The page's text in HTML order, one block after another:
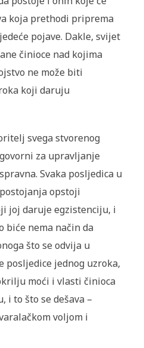
koja prethodi priprema
pojave. Dakle, svijet
činioce nad kojima
ne može biti
koji daruju
svega stvorenog
za upravljanje
Svaka posljedica u
opstoji
joj daruje egzistenciju, i
biće nema način da
što se odvija u
jednog uzroka,
moći i vlasti činioca
i to što se dešava –
voljom i